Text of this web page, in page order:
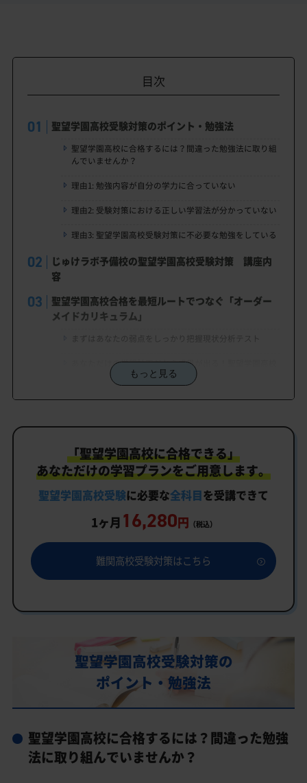
目次
聖望学園高校受験対策のポイント・勉強法
聖望学園高校に合格するには？間違った勉強法に取り組
んでいませんか？
理由1: 勉強内容が自分の学力に合っていない
理由2: 受験対策における正しい学習法が分かっていない
理由3: 聖望学園高校受験対策に不必要な勉強をしている
じゅけラボ予備校の聖望学園高校受験対策 講座内
容
聖望学園高校合格を最短ルートでつなぐ「オーダー
メイドカリキュラム」
まずはあなたの弱点をしっかり把握現状分析テスト
あなただけの学習計画だから成果が出る！聖望学園高校
合格に向けた受験対策カリキュラム
学習効果をしっかり確認定着度テスト
一人でも安心、学習相談
生徒にピッタリ合った「聖望学園高校対策のオーダ
ーメイドカリキュラム」だから成果が出る！
カリキュラムや料金についてお気軽にご相談くださ
聖望学園高校受験専門のオンライン家庭教師「いつ
でもクイック指導」もご用意
聖望学園高校の特徴
聖望学園高校の偏差値
聖望学園高校合格に必要な内申点の目安
内申点の計算方法
聖望学園高校の所在地・アクセス
聖望学園高校卒業生の主な大学進学実績
もっと見る
「聖望学園高校に合格できる」
あなただけの学習プランをご用意します。
聖望学園高校受験に必要な全科目を受講できて
1ヶ月 16,280円 （税込）
難関高校受験対策はこちら
聖望学園高校受験対策の
ポイント・勉強法
聖望学園高校に合格するには？間違った勉強
法に取り組んでいませんか？